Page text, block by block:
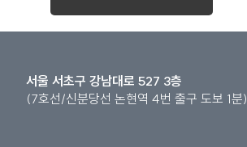
서울 서초구 강남대로 527 3층
(7호선/신분당선 논현역 4번 출구 도보 1분)